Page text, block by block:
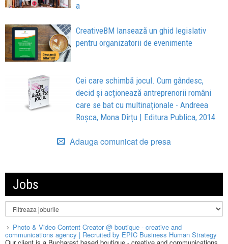
a
CreativeBM lansează un ghid legislativ
pentru organizatorii de evenimente
Cei care schimbă jocul. Cum gândesc,
decid și acționează antreprenorii români
care se bat cu multinaționale - Andreea
Roșca, Mona Dîrțu | Editura Publica, 2014
Adauga comunicat de presa
Jobs
Photo & Video Content Creator @ boutique - creative and
communications agency | Recruited by EPIC Business Human Strategy